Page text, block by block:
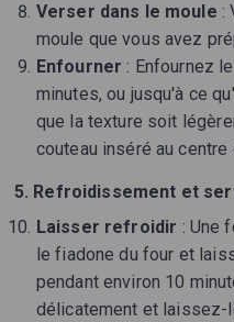
Verser dans le moule :
moule que vous avez
Enfourner : Enfournez
minutes, ou jusqu'à ce
que la texture soit
couteau inséré au
5. Refroidissement et
Laisser refroidir : Une
le fiadone du four et
pendant environ 10
délicatement et